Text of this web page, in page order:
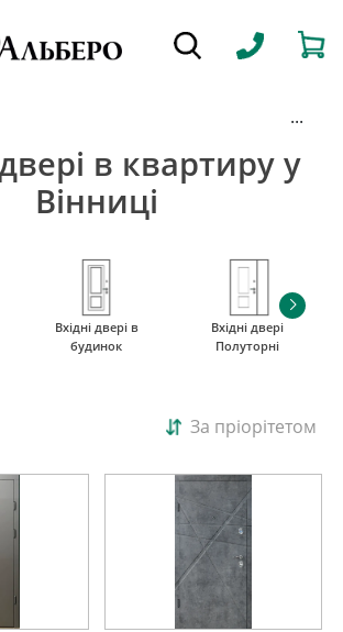
...
в квартиру у
Вінниці
Вхідні двері в
будинок
Вхідні двері
Полуторні
За пріорітетом